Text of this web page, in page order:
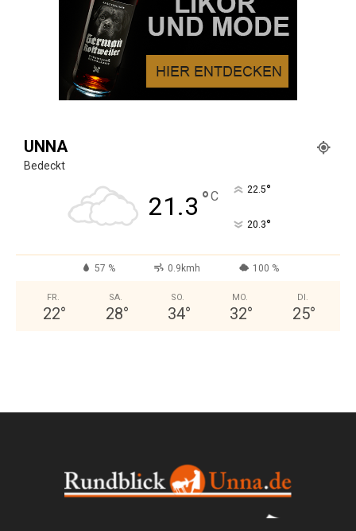
UNNA
Bedeckt
21.3 °C 22.5°
20.3°
57 % 0.9kmh 100 %
FR.
22°
SA.
28°
SO.
34°
MO.
32°
DI.
25°